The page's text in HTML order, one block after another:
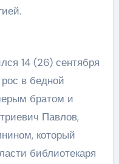
14 (26) сентября
в бедной
братом и
Павлов,
который
библиотекаря